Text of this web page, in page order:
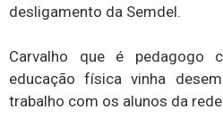
desligamento da Semdel.
Carvalho que é pedagogo
educação física vinha
trabalho com os alunos da